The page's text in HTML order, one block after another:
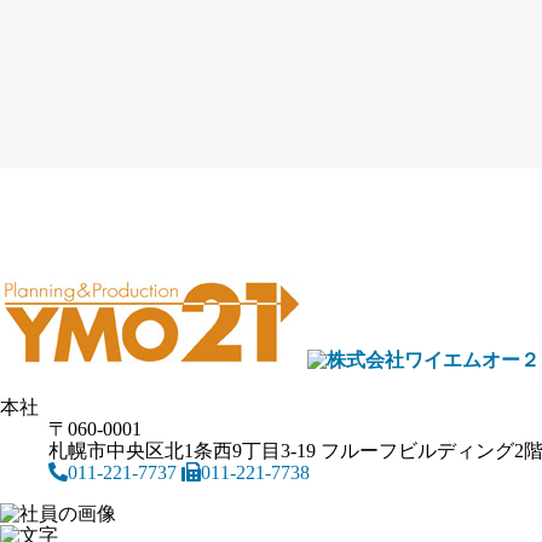
本社
〒060-0001
札幌市中央区北1条西9丁目3-19 フルーフビルディング2階
011-221-7737
011-221-7738